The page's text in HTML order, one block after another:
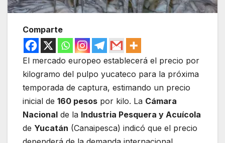
Comparte
El mercado europeo establecerá el precio por
kilogramo del pulpo yucateco para la próxima
temporada de captura, estimando un precio
inicial de 160 pesos por kilo. La Cámara
Nacional de la Industria Pesquera y Acuícola
de Yucatán (Canaipesca) indicó que el precio